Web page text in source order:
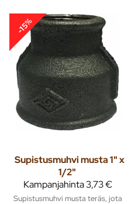
-15%
Supistusmuhvi musta 1" x
1/2"
Kampanjahinta3,73 €
Supistusmuhvi musta teräs, jota